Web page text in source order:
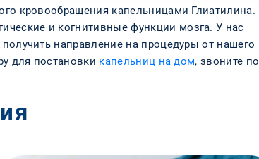
кровообращения капельницами Глиатилина.
и когнитивные функции мозга. У нас
направление на процедуры от нашего
для постановки капельниц на дом, звоните по